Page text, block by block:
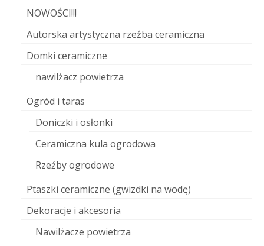
NOWOŚCI!!!
Autorska artystyczna rzeźba ceramiczna
Domki ceramiczne
nawilżacz powietrza
Ogród i taras
Doniczki i osłonki
Ceramiczna kula ogrodowa
Rzeźby ogrodowe
Ptaszki ceramiczne (gwizdki na wodę)
Dekoracje i akcesoria
Nawilżacze powietrza